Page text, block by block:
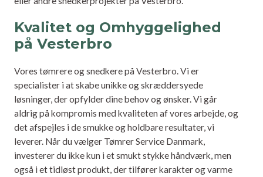
Kvalitet og Omhyggelighed
på Vesterbro
Vores tømrere og snedkere på Vesterbro. Vi er
specialister i at skabe unikke og skræddersyede
løsninger, der opfylder dine behov og ønsker. Vi går
aldrig på kompromis med kvaliteten af vores arbejde, og
det afspejles i de smukke og holdbare resultater, vi
leverer. Når du vælger Tømrer Service Danmark,
investerer du ikke kun i et smukt stykke håndværk, men
også i et tidløst produkt, der tilfører karakter og varme